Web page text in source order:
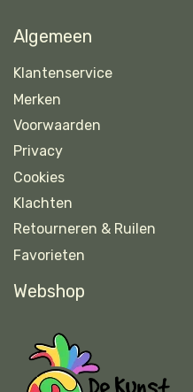
Algemeen
Klantenservice
Merken
Voorwaarden
Privacy
Cookies
Klachten
Retourneren & Ruilen
Favorieten
Webshop